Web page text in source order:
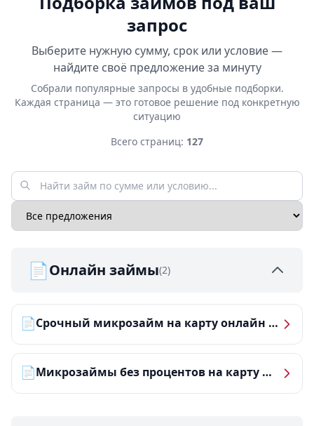
запрос
Выберите нужную сумму, срок или условие —
найдите своё предложение за минуту
Собрали популярные запросы в удобные подборки.
Каждая страница — это готовое решение под конкретную
ситуацию
Всего страниц: 127
📄Онлайн займы(2)
📄 Срочный микрозайм на карту онлайн — получить деньги за 5 минут
📄 Микрозаймы без процентов на карту — ТОП-10 за 2026 год